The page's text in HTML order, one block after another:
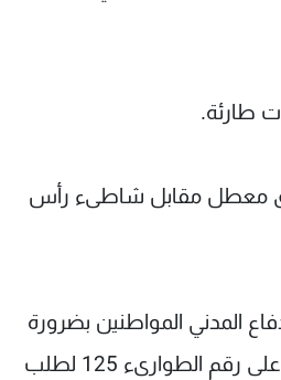
معطل مقابل شاطىء رأس
المدني المواطنين بضرورة
الاتصال بغرفة عملياتها على رقم الطوارىء 125 لطلب